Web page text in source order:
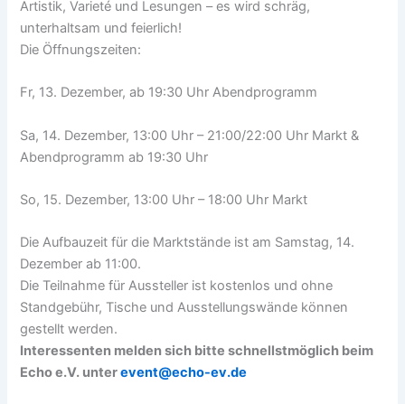
Artistik, Varieté und Lesungen – es wird schräg,
unterhaltsam und feierlich!
Die Öffnungszeiten:
Fr, 13. Dezember, ab 19:30 Uhr Abendprogramm
Sa, 14. Dezember, 13:00 Uhr – 21:00/22:00 Uhr Markt &
Abendprogramm ab 19:30 Uhr
So, 15. Dezember, 13:00 Uhr – 18:00 Uhr Markt
Die Aufbauzeit für die Marktstände ist am Samstag, 14.
Dezember ab 11:00.
Die Teilnahme für Aussteller ist kostenlos und ohne
Standgebühr, Tische und Ausstellungswände können
gestellt werden.
Interessenten melden sich bitte schnellstmöglich beim
Echo e.V. unterevent@echo-ev.de